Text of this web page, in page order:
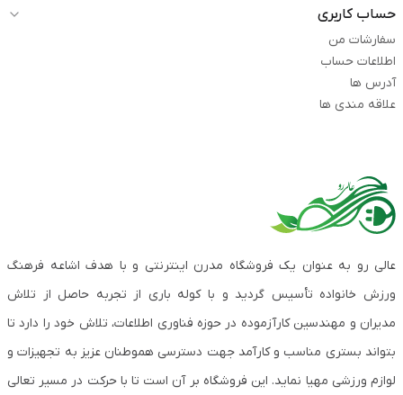
حساب کاربری
سفارشات من
اطلاعات حساب
آدرس ها
علاقه مندی ها
عالی رو به عنوان یک فروشگاه مدرن اینترنتی و با هدف اشاعه فرهنگ
ورزش خانواده تأسیس گردید و با کوله باری از تجربه حاصل از تلاش
مدیران و مهندسین کارآزموده در حوزه فناوری اطلاعات، تلاش خود را دارد تا
بتواند بستری مناسب و کارآمد جهت دسترسی هموطنان عزیز به تجهیزات و
لوازم ورزشی مهیا نماید. این فروشگاه بر آن است تا با حرکت در مسیر تعالی